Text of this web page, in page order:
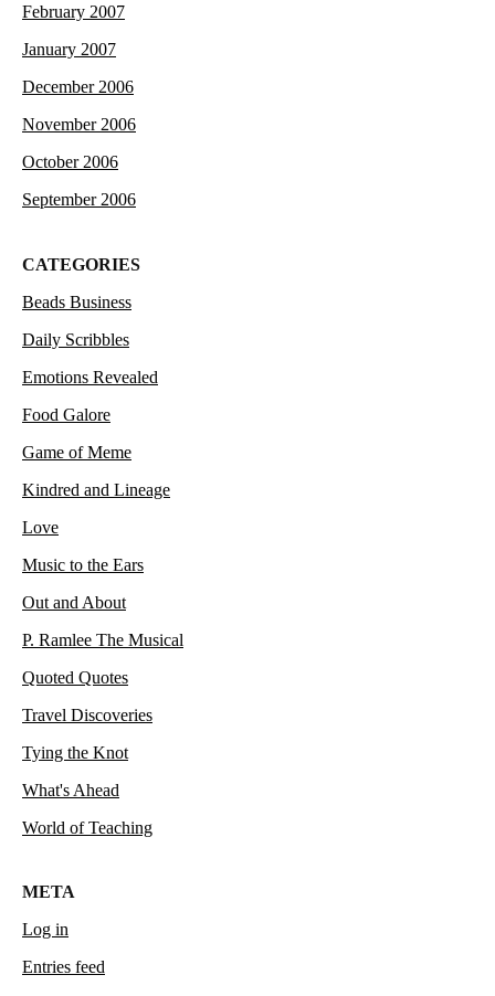
February 2007
January 2007
December 2006
November 2006
October 2006
September 2006
CATEGORIES
Beads Business
Daily Scribbles
Emotions Revealed
Food Galore
Game of Meme
Kindred and Lineage
Love
Music to the Ears
Out and About
P. Ramlee The Musical
Quoted Quotes
Travel Discoveries
Tying the Knot
What's Ahead
World of Teaching
META
Log in
Entries feed